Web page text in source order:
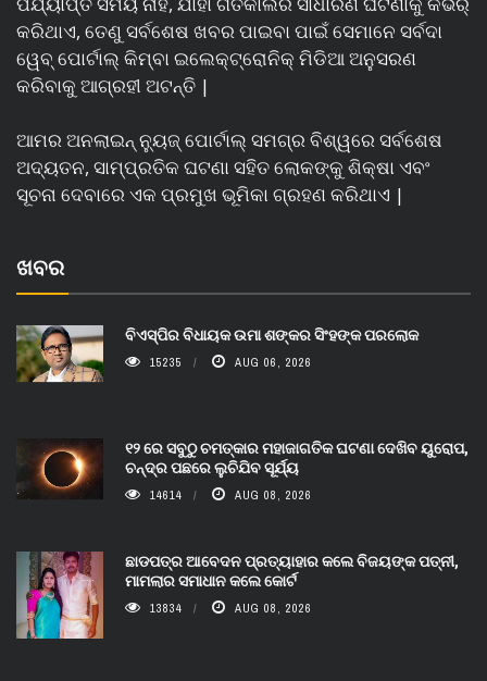
କରିଥାଏ, ତେଣୁ ସର୍ବଶେଷ ଖବର ପାଇବା ପାଇଁ ସେମାନେ ସର୍ବଦା
ୱେବ୍ ପୋର୍ଟାଲ୍ କିମ୍ବା ଇଲେକ୍ଟ୍ରୋନିକ୍ ମିଡିଆ ଅନୁସରଣ
କରିବାକୁ ଆଗ୍ରହୀ ଅଟନ୍ତି |
ଆମର ଅନଲାଇନ୍ ନ୍ୟୁଜ୍ ପୋର୍ଟାଲ୍ ସମଗ୍ର ବିଶ୍ୱରେ ସର୍ବଶେଷ
ଅଦ୍ୟତନ, ସାମ୍ପ୍ରତିକ ଘଟଣା ସହିତ ଲୋକଙ୍କୁ ଶିକ୍ଷା ଏବଂ
ସୂଚନା ଦେବାରେ ଏକ ପ୍ରମୁଖ ଭୂମିକା ଗ୍ରହଣ କରିଥାଏ |
ଖବର
ବିଏସ୍‌ପିର ବିଧାୟକ ଉମା ଶଙ୍କର ସିଂହଙ୍କ ପରଲୋକ
15235 AUG 06, 2026
୧୨ ରେ ସବୁଠୁ ଚମତ୍କାର ମହାଜାଗତିକ ଘଟଣା ଦେଖିବ ୟୁରୋପ,
ଚନ୍ଦ୍ର ପଛରେ ଲୁଚିଯିବ ସୂର୍ଯ୍ୟ
14614 AUG 08, 2026
ଛାଡପତ୍ର ଆବେଦନ ପ୍ରତ୍ୟାହାର କଲେ ବିଜୟଙ୍କ ପତ୍ନୀ,
ମାମଲାର ସମାଧାନ କଲେ କୋର୍ଟ
13834 AUG 08, 2026